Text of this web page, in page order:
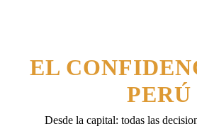
EL
PERÚ
Desde la capital: todas las